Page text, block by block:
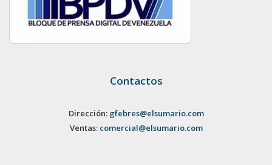
Contactos
Dirección: gfebres@elsumario.com
Ventas: comercial@elsumario.com